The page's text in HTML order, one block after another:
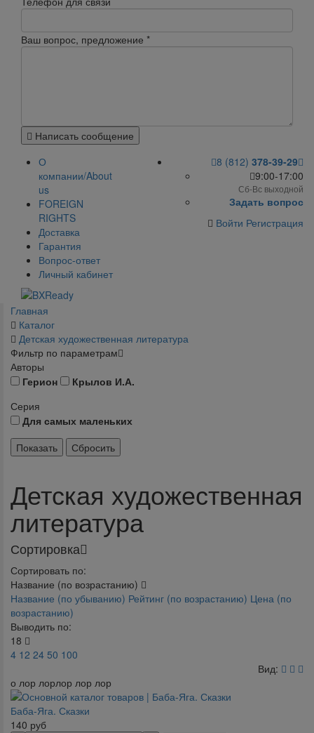
Ваш вопрос, предложение *
Написать сообщение
О
компании/About
us
FOREIGN
RIGHTS
Доставка
Гарантия
Вопрос-ответ
Личный кабинет
8 (812) 378-39-29
9:00-17:00
Сб-Вс выходной
Задать вопрос
Войти Регистрация
Главная
Каталог
Детская художественная литература
Фильтр по параметрам
Авторы
Герион
Крылов И.А.
Серия
Для самых маленьких
Детская художественная
литература
Сортировка
Сортировать по:
Название (по возрастанию)
Название (по убыванию) Рейтинг (по возрастанию) Цена (по
возрастанию)
Выводить по:
18
4 12 24 50 100
Вид:
о лор лорлор лор лор
Баба-Яга. Сказки
140 руб